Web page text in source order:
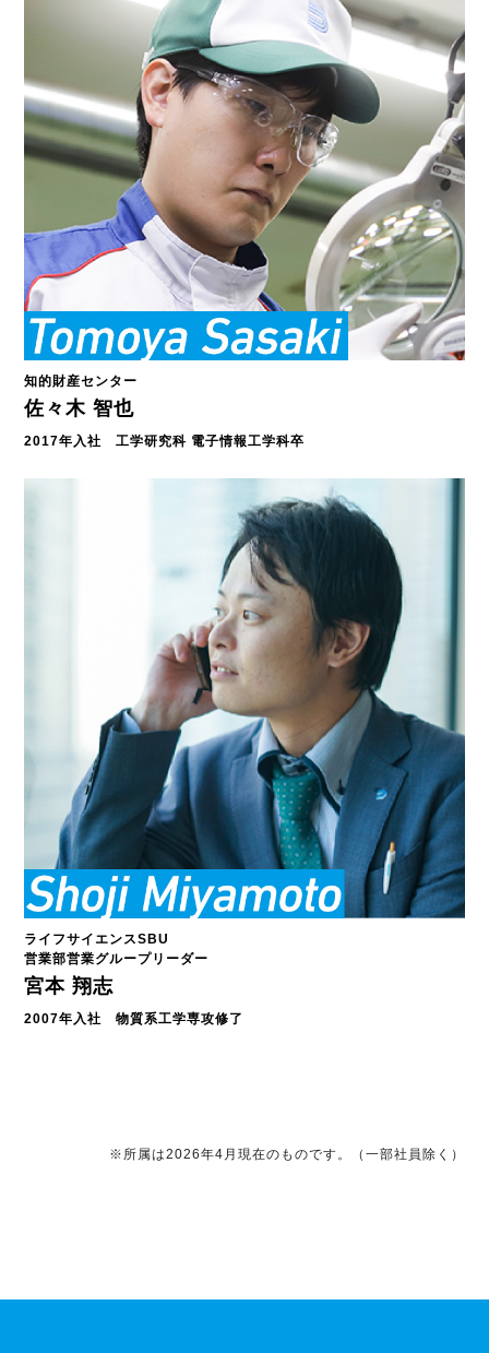
知的財産センター
佐々木 智也
2017年入社 工学研究科 電子情報工学科卒
ライフサイエンスSBU
営業部営業グループリーダー
宮本 翔志
2007年入社 物質系工学専攻修了
※所属は2026年4月現在のものです。（一部社員除く）